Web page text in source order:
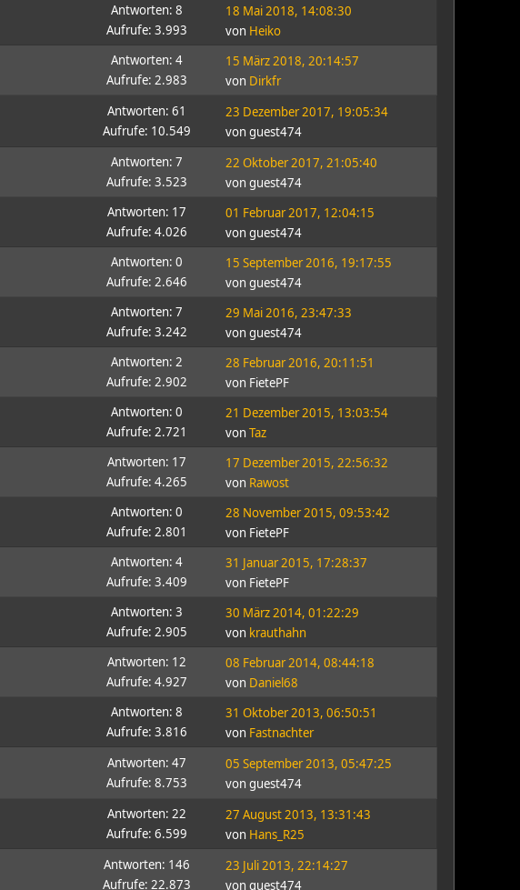
Antworten: 8
Aufrufe: 3.993
18 Mai 2018, 14:08:30
von Heiko
Antworten: 4
Aufrufe: 2.983
15 März 2018, 20:14:57
von Dirkfr
Antworten: 61
Aufrufe: 10.549
23 Dezember 2017, 19:05:34
von guest474
Antworten: 7
Aufrufe: 3.523
22 Oktober 2017, 21:05:40
von guest474
Antworten: 17
Aufrufe: 4.026
01 Februar 2017, 12:04:15
von guest474
Antworten: 0
Aufrufe: 2.646
15 September 2016, 19:17:55
von guest474
Antworten: 7
Aufrufe: 3.242
29 Mai 2016, 23:47:33
von guest474
Antworten: 2
Aufrufe: 2.902
28 Februar 2016, 20:11:51
von FietePF
Antworten: 0
Aufrufe: 2.721
21 Dezember 2015, 13:03:54
von Taz
Antworten: 17
Aufrufe: 4.265
17 Dezember 2015, 22:56:32
von Rawost
Antworten: 0
Aufrufe: 2.801
28 November 2015, 09:53:42
von FietePF
Antworten: 4
Aufrufe: 3.409
31 Januar 2015, 17:28:37
von FietePF
Antworten: 3
Aufrufe: 2.905
30 März 2014, 01:22:29
von krauthahn
Antworten: 12
Aufrufe: 4.927
08 Februar 2014, 08:44:18
von Daniel68
Antworten: 8
Aufrufe: 3.816
31 Oktober 2013, 06:50:51
von Fastnachter
Antworten: 47
Aufrufe: 8.753
05 September 2013, 05:47:25
von guest474
Antworten: 22
Aufrufe: 6.599
27 August 2013, 13:31:43
von Hans_R25
Antworten: 146
Aufrufe: 22.873
23 Juli 2013, 22:14:27
von guest474